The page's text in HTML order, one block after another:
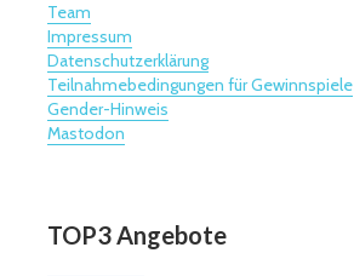
Team
Impressum
Datenschutzerklärung
Teilnahmebedingungen für Gewinnspiele
Gender-Hinweis
Mastodon
TOP3 Angebote